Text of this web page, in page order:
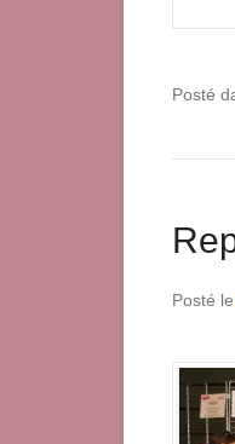
Posté
Posté le